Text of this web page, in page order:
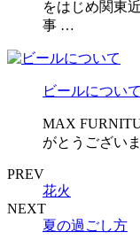
をはじめ関東
事 …
ビールについて
MAX
がとうござい
PREV
花火
NEXT
夏の過ごし方